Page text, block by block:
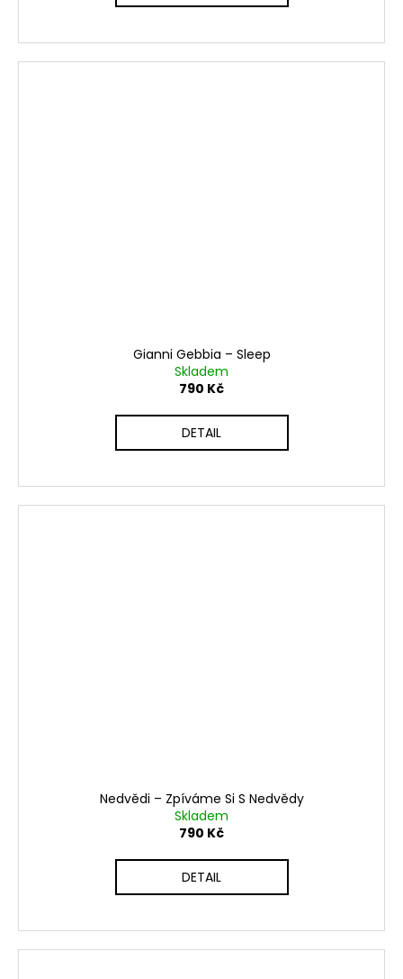
Gianni Gebbia ‎– Sleep
Skladem
790 Kč
DETAIL
Nedvědi ‎– Zpíváme Si S Nedvědy
Skladem
790 Kč
DETAIL